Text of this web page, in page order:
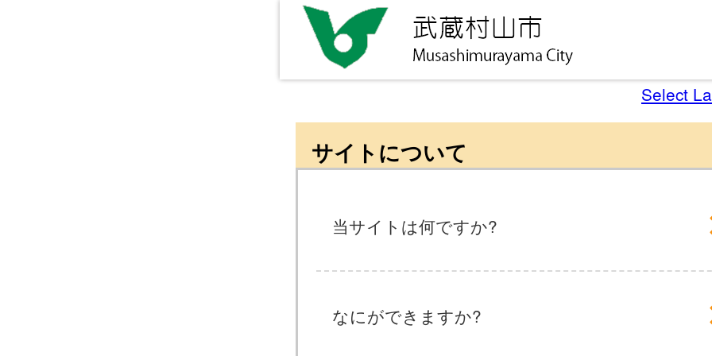
Select
サイトについて
当サイトは何ですか?
なにができますか?